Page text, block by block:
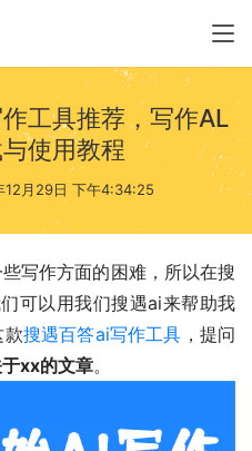
工具推荐，写作AL
使用教程
12月29日 下午4:34:25
写作方面的困难，所以在搜
可以用我们搜遇ai来帮助我
款搜遇百答ai写作工具 ，提问
xx的文章。